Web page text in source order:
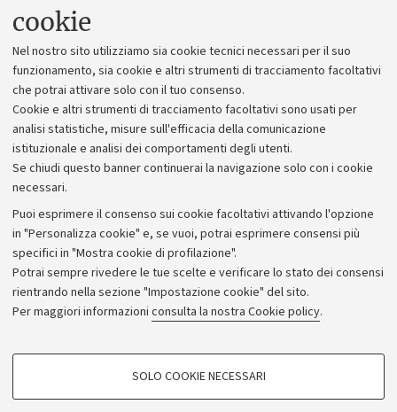
cookie
Nel nostro sito utilizziamo sia cookie tecnici necessari per il suo
funzionamento, sia cookie e altri strumenti di tracciamento facoltativi
che potrai attivare solo con il tuo consenso.
Cookie e altri strumenti di tracciamento facoltativi sono usati per
analisi statistiche, misure sull'efficacia della comunicazione
istituzionale e analisi dei comportamenti degli utenti.
Se chiudi questo banner continuerai la navigazione solo con i cookie
necessari.
Puoi esprimere il consenso sui cookie facoltativi attivando l'opzione
in "Personalizza cookie" e, se vuoi, potrai esprimere consensi più
specifici in "Mostra cookie di profilazione".
Potrai sempre rivedere le tue scelte e verificare lo stato dei consensi
rientrando nella sezione "Impostazione cookie" del sito.
Per maggiori informazioni consulta la nostra Cookie policy.
COOKIE DI PROFILAZIONE - FACOLTATIVI
SOLO COOKIE NECESSARI
Alumni community
Piano strategico
Bilanci
Donazioni e 5x1000
Bandi, gare e concorsi
Albo online
Amministrazione trasparente
Atti di notifica
Informazioni sul sito e accessibilità
Dichiarazione di accessibilità
Privacy e note legali